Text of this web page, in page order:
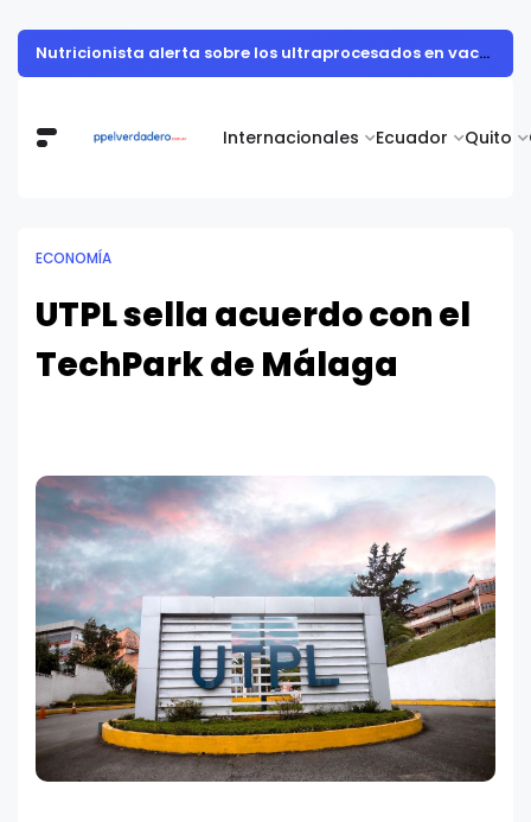
Internacionales Ecuador Quito
Nutricionista alerta sobre los ultraprocesados en vacaciones: "Los refrigerios son una oportunidad para sembrar salud en los niños"
ECONOMÍA
UTPL sella acuerdo con el
TechPark de Málaga